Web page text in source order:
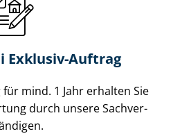
Exklusiv-Auftrag
mind. 1 Jahr erhalten Sie
durch unsere Sach­ver­